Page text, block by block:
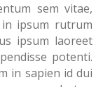
sem vitae,
in ipsum rutrum
ipsum laoreet
potenti.
in sapien id dui